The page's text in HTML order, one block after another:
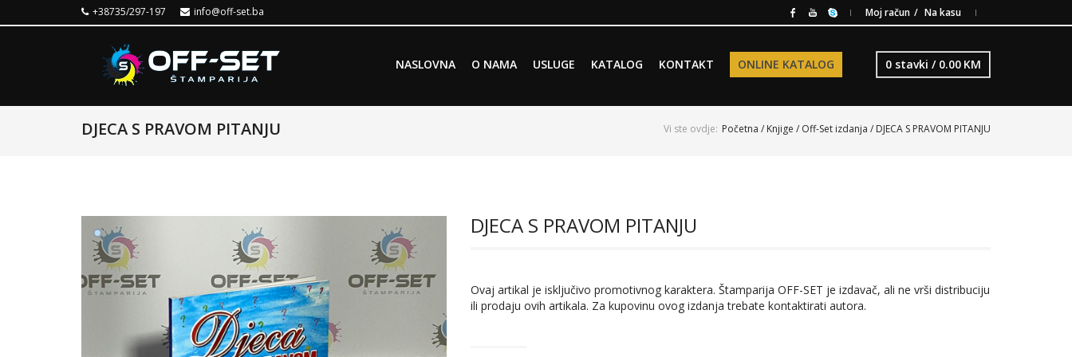
+38735/297-197 info@off-set.ba Moj račun Na kasu
Skip to primary content
Skip to secondary content
NASLOVNA O NAMA USLUGE KATALOG KONTAKT ONLINE KATALOG 0 stavki / 0.00 KM
DJECA S PRAVOM PITANJU Vi ste ovdje: Početna / Knjige / Off-Set izdanja / DJECA S PRAVOM PITANJU
DJECA S PRAVOM PITANJU
Ovaj artikal je isključivo promotivnog karaktera. Štamparija OFF-SET je izdavač, ali ne vrši distribuciju
ili prodaju ovih artikala. Za kupovinu ovog izdanja trebate kontaktirati autora.